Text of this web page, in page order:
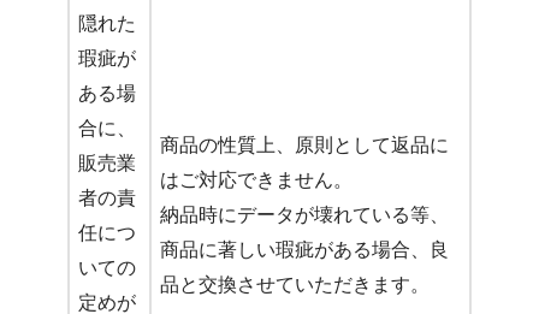
隠れた
瑕疵が
ある場
合に、
販売業
者の責
任につ
いての
定めが
商品の性質上、原則として返品に
はご対応できません。
納品時にデータが壊れている等、
商品に著しい瑕疵がある場合、良
品と交換させていただきます。